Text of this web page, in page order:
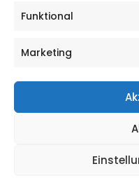
Funktional
Marketing
Impressum
Cookie Richtlinie
CITYLIFE! BEI